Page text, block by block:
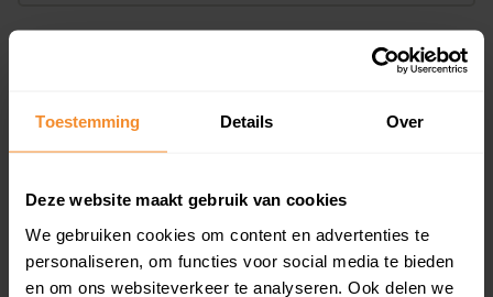
Toestemming Details Over
Deze website maakt gebruik van cookies
We gebruiken cookies om content en advertenties te
personaliseren, om functies voor social media te bieden
en om ons websiteverkeer te analyseren. Ook delen we
0%